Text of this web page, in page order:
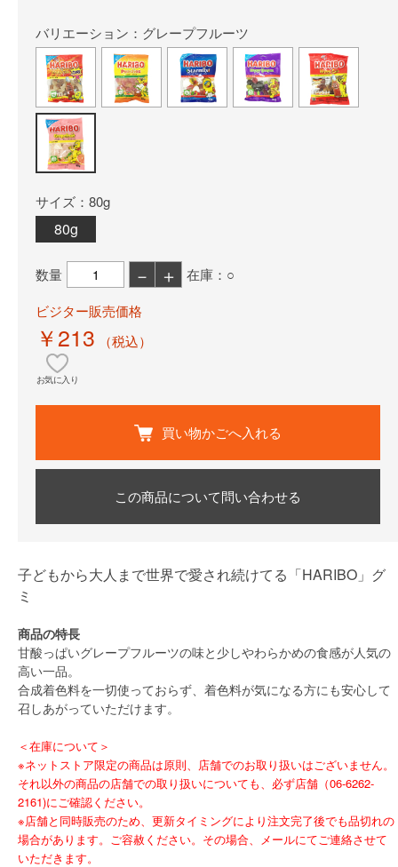
バリエーション：グレープフルーツ
サイズ：80g
80g
数量 － ＋
在庫：○
ビジター販売価格
￥213 （税込）
お気に入り
買い物かごへ入れる
この商品について問い合わせる
子どもから大人まで世界で愛され続けてる「HARIBO」グ
ミ
商品の特長
甘酸っぱいグレープフルーツの味と少しやわらかめの食感が人気の
高い一品。
合成着色料を一切使っておらず、着色料が気になる方にも安心して
召しあがっていただけます。
＜在庫について＞
※ネットストア限定の商品は原則、店舗でのお取り扱いはございません。
それ以外の商品の店舗での取り扱いについても、必ず店舗（06-6262-
2161)にご確認ください。
※店舗と同時販売のため、更新タイミングにより注文完了後でも品切れの
場合があります。ご容赦ください。その場合、メールにてご連絡させて
いただきます。